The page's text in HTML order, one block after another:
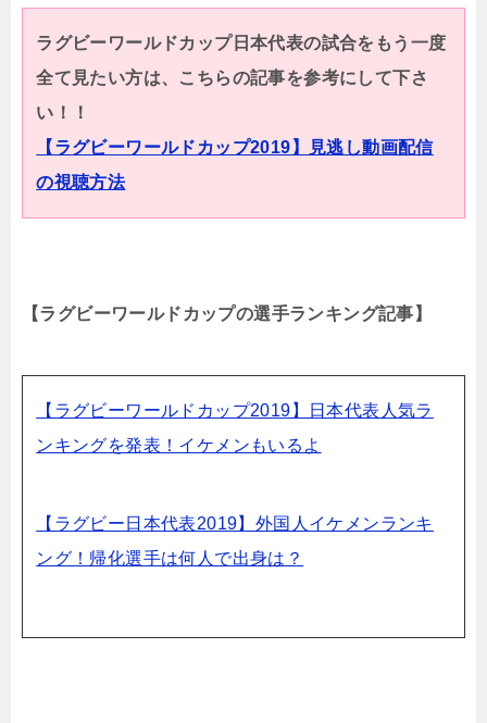
ラグビーワールドカップ日本代表の試合をもう一度
全て見たい方は、こちらの記事を参考にして下さ
い！！
【ラグビーワールドカップ2019】見逃し動画配信
の視聴方法
【ラグビーワールドカップの選手ランキング記事】
【ラグビーワールドカップ2019】日本代表人気ラ
ンキングを発表！イケメンもいるよ
【ラグビー日本代表2019】外国人イケメンランキ
ング！帰化選手は何人で出身は？